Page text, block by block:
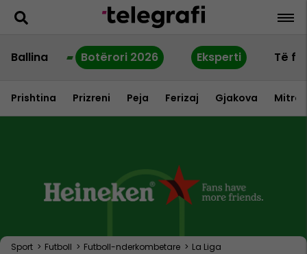
Ballina Botërori 2026 Eksperti Të
Prishtina Prizreni Peja Ferizaj Gjakova
Sport > Futboll > Futboll-nderkombetare > La Liga